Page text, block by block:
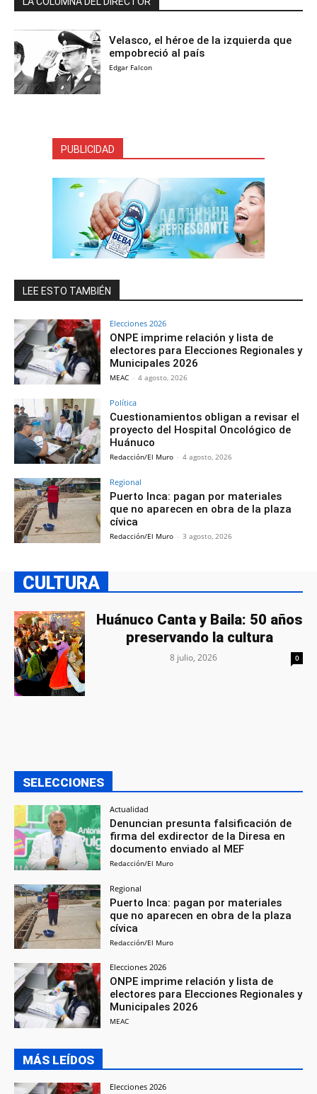
Velasco, el héroe de la izquierda que
empobreció al país
Edgar Falcon
PUBLICIDAD
LEE ESTO TAMBIÉN
Elecciones 2026
ONPE imprime relación y lista de
electores para Elecciones Regionales y
Municipales 2026
MEAC - 4 agosto, 2026
Política
Cuestionamientos obligan a revisar el
proyecto del Hospital Oncológico de
Huánuco
Redacción/El Muro - 4 agosto, 2026
Regional
Puerto Inca: pagan por materiales
que no aparecen en obra de la plaza
cívica
Redacción/El Muro - 3 agosto, 2026
CULTURA
Huánuco Canta y Baila: 50 años
preservando la cultura
8 julio, 2026 0
SELECCIONES
Actualidad
Denuncian presunta falsificación de
firma del exdirector de la Diresa en
documento enviado al MEF
Redacción/El Muro
Regional
Puerto Inca: pagan por materiales
que no aparecen en obra de la plaza
cívica
Redacción/El Muro
Elecciones 2026
ONPE imprime relación y lista de
electores para Elecciones Regionales y
Municipales 2026
MEAC
MÁS LEÍDOS
Elecciones 2026